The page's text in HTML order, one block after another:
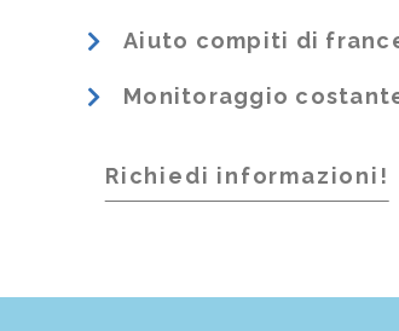
Aiuto compiti di
Monitoraggio
Richiedi informazioni!